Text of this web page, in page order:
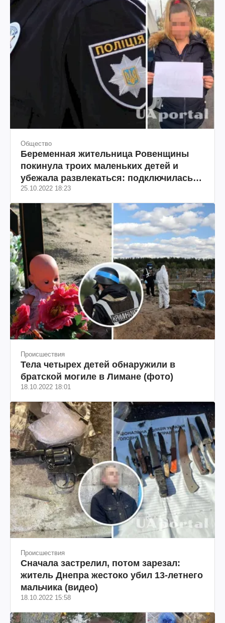
Общество
Беременная жительница Ровенщины
покинула троих маленьких детей и
убежала развлекаться: подключилась
полиция
25.10.2022 18:23
Происшествия
Тела четырех детей обнаружили в
братской могиле в Лимане (фото)
18.10.2022 18:01
Происшествия
Сначала застрелил, потом зарезал:
житель Днепра жестоко убил 13-летнего
мальчика (видео)
18.10.2022 15:58